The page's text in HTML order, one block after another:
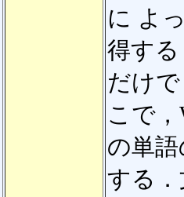
に よ
得す
だけ
こで
の単
する．